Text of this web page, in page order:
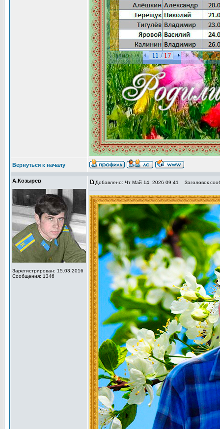
Вернуться к началу
А.Козырев
Зарегистрирован: 15.03.2016
Сообщения: 1346
Добавлено: Чт Май 14, 2026 09:41 Заголовок